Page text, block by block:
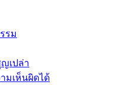
รม
เปล่า
มเห็นผิดได้